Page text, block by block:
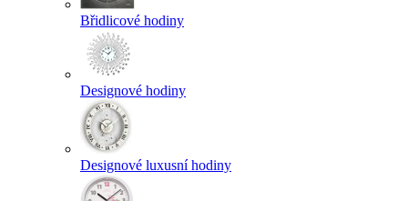
Břidlicové hodiny
Designové hodiny
Designové luxusní hodiny